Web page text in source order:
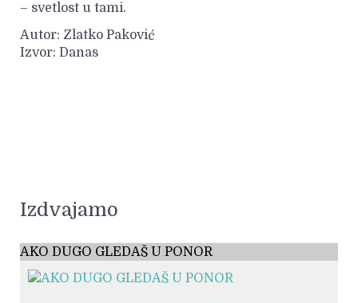
– svetlost u tami.
Autor: Zlatko Paković
Izvor: Danas
Izdvajamo
AKO DUGO GLEDAŠ U PONOR